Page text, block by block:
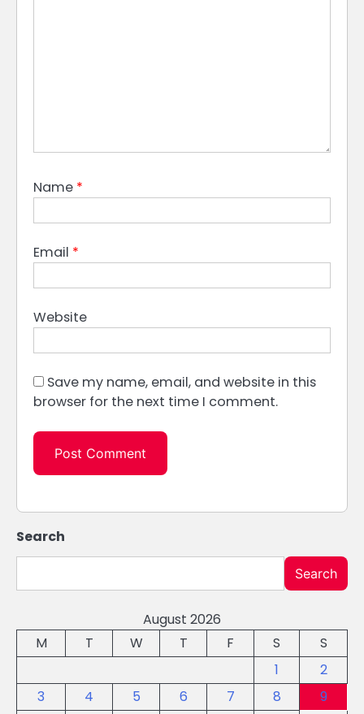
Name *
Email *
Website
Save my name, email, and website in this
browser for the next time I comment.
Search
Search
August 2026
M
T W T F S
S
1
2
3
4 5 6 7 8
9